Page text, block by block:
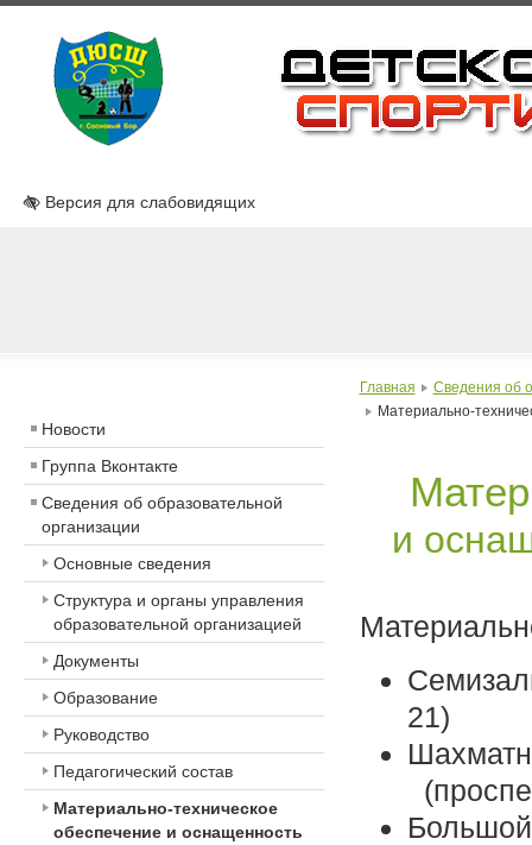
Версия для слабовидящих
Новости
Группа Вконтакте
Сведения об образовательной
организации
Основные сведения
Структура и органы управления
образовательной организацией
Документы
Образование
Руководство
Педагогический состав
Материально-техническое
обеспечение и оснащенность
Главная
Сведения об
Материально-
и
21)